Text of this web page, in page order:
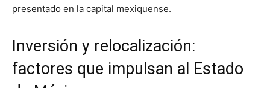
presentado en la capital mexiquense.
Inversión y relocalización:
factores que impulsan al Estado